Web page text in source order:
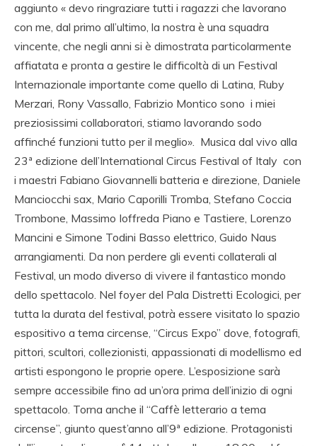
aggiunto « devo ringraziare tutti i ragazzi che lavorano
con me, dal primo all’ultimo, la nostra è una squadra
vincente, che negli anni si è dimostrata particolarmente
affiatata e pronta a gestire le difficoltà di un Festival
Internazionale importante come quello di Latina, Ruby
Merzari, Rony Vassallo, Fabrizio Montico sono i miei
preziosissimi collaboratori, stiamo lavorando sodo
affinché funzioni tutto per il meglio». Musica dal vivo alla
23ª edizione dell’International Circus Festival of Italy con
i maestri Fabiano Giovannelli batteria e direzione, Daniele
Manciocchi sax, Mario Caporilli Tromba, Stefano Coccia
Trombone, Massimo Ioffreda Piano e Tastiere, Lorenzo
Mancini e Simone Todini Basso elettrico, Guido Naus
arrangiamenti. Da non perdere gli eventi collaterali al
Festival, un modo diverso di vivere il fantastico mondo
dello spettacolo. Nel foyer del Pala Distretti Ecologici, per
tutta la durata del festival, potrà essere visitato lo spazio
espositivo a tema circense, “Circus Expo” dove, fotografi,
pittori, scultori, collezionisti, appassionati di modellismo ed
artisti espongono le proprie opere. L’esposizione sarà
sempre accessibile fino ad un’ora prima dell’inizio di ogni
spettacolo. Torna anche il “Caffè letterario a tema
circense”, giunto quest’anno all’9ª edizione. Protagonisti